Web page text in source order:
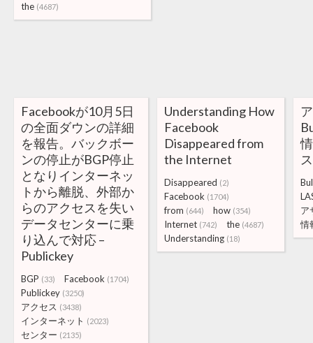
the (4687)
Facebookが10月5日
の全面ダウンの詳細
を報告。バックボー
ンの停止がBGP停止
となりインターネッ
トから離脱、外部か
らのアクセスを失い
データセンターに乗
り込んで対応 –
Publickey
BGP (33) Facebook (1704)
Publickey (3250)
アクセス (3438)
インターネット (2023)
センター (2135)
Understanding How
Facebook
Disappeared from
the Internet
Disappeared (2)
Facebook (1704)
from (644) how (354)
Internet (742) the (4687)
Understanding (18)
ア
情